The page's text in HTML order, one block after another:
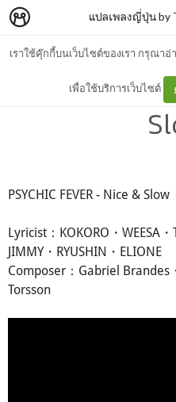
เราใช้คุ๊กกี้บนเว็บไซต์ของเรา กรุณา
เพื่อใช้บริการเว็บไซต์
แปลเพลงญี่ปุ่น by
PSYCHIC
PSYCHIC FEVER - Nice & Slow
Lyricist：KOKORO・WEESA・
JIMMY・RYUSHIN・ELIONE
Composer：Gabriel Brandes
Torsson